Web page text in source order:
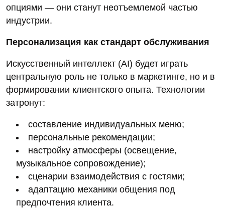
опциями — они станут неотъемлемой частью
индустрии.
Персонализация как стандарт обслуживания
Искусственный интеллект (AI) будет играть
центральную роль не только в маркетинге, но и в
формировании клиентского опыта. Технологии
затронут:
составление индивидуальных меню;
персональные рекомендации;
настройку атмосферы (освещение,
музыкальное сопровождение);
сценарии взаимодействия с гостями;
адаптацию механики общения под
предпочтения клиента.